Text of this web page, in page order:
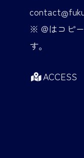
contact
※ @はコピ
す。
ACCESS